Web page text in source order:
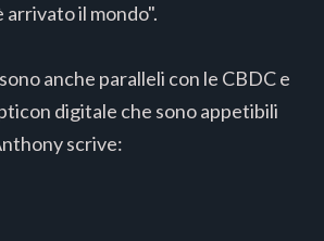
arrivato il mondo".
anche paralleli con le CBDC e
digitale che sono appetibili
scrive: